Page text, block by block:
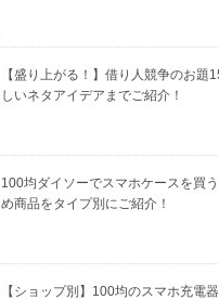
【盛り上がる！】借り人競争のお題
しいネタアイデアまでご紹介！
100均ダイソーでスマホケースを買
め商品をタイプ別にご紹介！
【ショップ別】100均のスマホ充電